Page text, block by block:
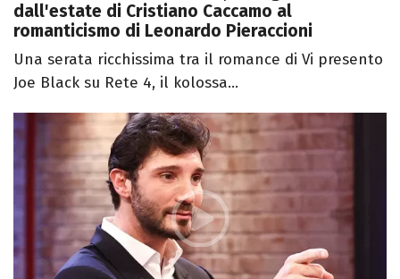
dall'estate di Cristiano Caccamo al
romanticismo di Leonardo Pieraccioni
Una serata ricchissima tra il romance di Vi presento
Joe Black su Rete 4, il kolossa...